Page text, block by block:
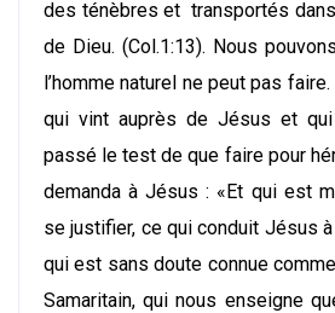
des ténèbres et transportés
de Dieu. (Col.1:13). Nous
l’homme naturel ne peut pas
qui vint auprès de Jésus et qui
passé le test de que faire pour
demanda à Jésus : «Et qui est
se justifier, ce qui conduit Jésus
qui est sans doute connue
Samaritain, qui nous enseigne